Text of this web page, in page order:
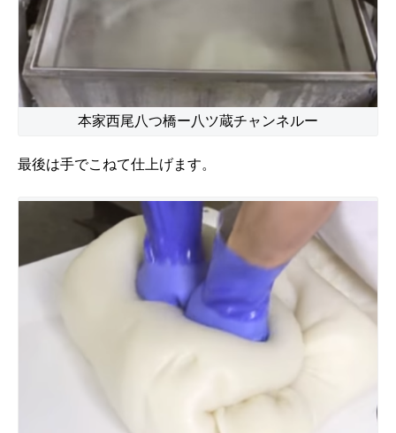
本家西尾八つ橋ー八ツ蔵チャンネルー
最後は手でこねて仕上げます。